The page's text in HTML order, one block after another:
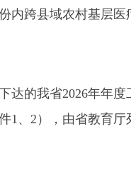
跨县域农村基层医
的我省2026年年度
1、2），由省教育厅